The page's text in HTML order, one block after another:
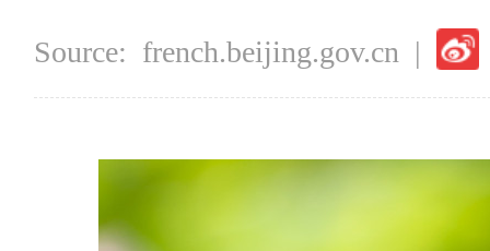
Source: french.beijing.gov.cn |